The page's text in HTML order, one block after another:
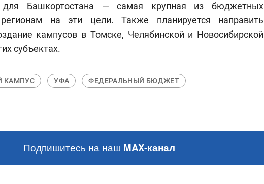
Башкортостана — самая крупная из бюджетных
регионам на эти цели. Также планируется направить
кампусов в Томске, Челябинской и Новосибирской
субъектах.
КАМПУС УФА ФЕДЕРАЛЬНЫЙ БЮДЖЕТ
Подпишитесь на наш MAX-канал